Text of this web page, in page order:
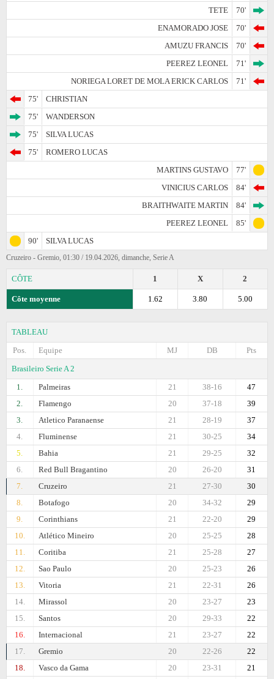
TETE
70'
ENAMORADO JOSE
70'
AMUZU FRANCIS
70'
PEEREZ LEONEL
71'
NORIEGA LORET DE MOLA ERICK CARLOS
71'
75'
CHRISTIAN
75'
WANDERSON
75'
SILVA LUCAS
75'
ROMERO LUCAS
MARTINS GUSTAVO
77'
VINICIUS CARLOS
84'
BRAITHWAITE MARTIN
84'
PEEREZ LEONEL
85'
90'
SILVA LUCAS
Cruzeiro - Gremio, 01:30 / 19.04.2026, dimanche, Serie A
CÔTE 2
X
1
Côte moyenne 5.00
3.80
1.62
TABLEAU
Pos.
Equipe Pts
DB
MJ
Brasileiro Serie A 2
1.
Palmeiras 47
38-16
21
2.
Flamengo 39
37-18
20
3.
Atletico Paranaense 37
28-19
21
4.
Fluminense 34
30-25
21
5.
Bahia 32
29-25
21
6.
Red Bull Bragantino 31
26-20
20
7.
Cruzeiro 30
27-30
21
8.
Botafogo 29
34-32
20
9.
Corinthians 29
22-20
21
10.
Atlético Mineiro 28
25-25
20
11.
Coritiba 27
25-28
21
12.
Sao Paulo 26
25-23
20
13.
Vitoria 26
22-31
21
14.
Mirassol 23
23-27
20
15.
Santos 22
29-33
20
16.
Internacional 22
23-27
21
17.
Gremio 22
22-26
20
18.
Vasco da Gama 21
23-31
20